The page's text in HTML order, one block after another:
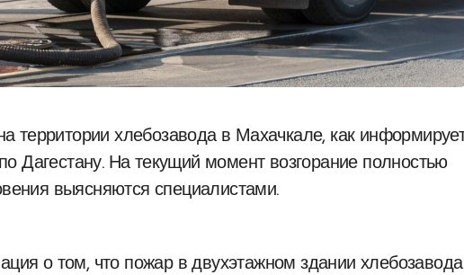
Дагестану. На текущий момент возгорание полностью
выясняются специалистами.
о том, что пожар в двухэтажном здании хлебозавода